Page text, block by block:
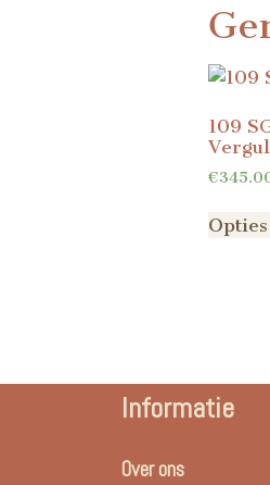
109
€
Informatie
Over ons